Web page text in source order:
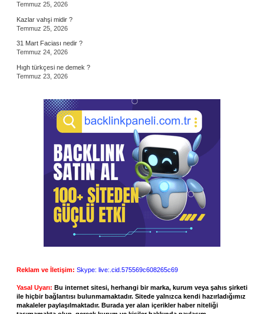
Temmuz 25, 2026
Kazlar vahşi midir ?
Temmuz 25, 2026
31 Mart Faciası nedir ?
Temmuz 24, 2026
Hıgh türkçesi ne demek ?
Temmuz 23, 2026
Reklam ve İletişim: Skype: live:.cid.575569c608265c69
Yasal Uyarı: Bu internet sitesi, herhangi bir marka, kurum veya şahıs şirketi
ile hiçbir bağlantısı bulunmamaktadır. Sitede yalnızca kendi hazırladığımız
makaleler paylaşılmaktadır. Burada yer alan içerikler haber niteliği